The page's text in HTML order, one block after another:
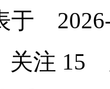
2026-
关注 15